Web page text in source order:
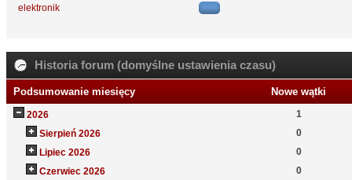
elektronik
Historia forum (domyślne ustawienia czasu)
Podsumowanie miesięcy Nowe wątki
2026
1
Sierpień 2026
0
Lipiec 2026
0
Czerwiec 2026
0